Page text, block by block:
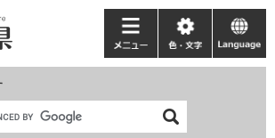
メ
ニ
ー
色・
文
language